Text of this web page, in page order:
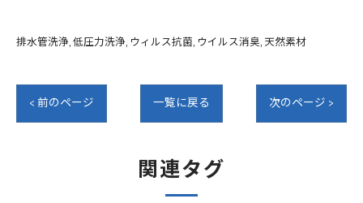
排水管洗浄 低圧力洗浄 ウィルス抗菌 ウイルス消臭 天然素材
< 前のページ 一覧に戻る 次のページ >
関連タグ